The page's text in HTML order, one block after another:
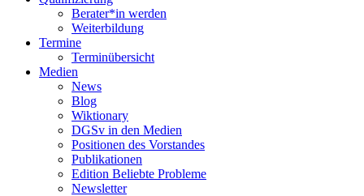
Berater*in werden
Weiterbildung
Termine
Terminübersicht
Medien
News
Blog
Wiktionary
DGSv in den Medien
Positionen des Vorstandes
Publikationen
Edition Beliebte Probleme
Newsletter